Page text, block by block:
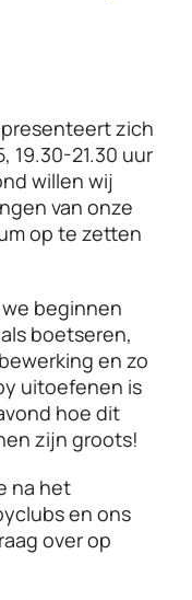
Over
presenteert zich
19.30-21.30 uur
willen wij
van onze
op te zetten
beginnen
boetseren,
en zo
uitoefenen is
hoe dit
zijn groots!
na het
en ons
over op